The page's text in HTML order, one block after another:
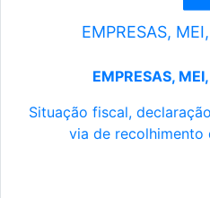
EMPRESAS,
EMPRESAS,
Situação fiscal,
via de recolhimento